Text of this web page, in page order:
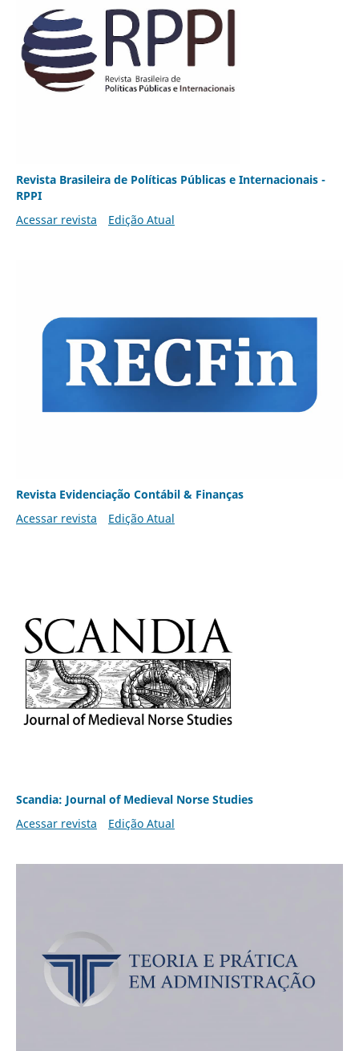
Revista Brasileira de Políticas Públicas e Internacionais -
RPPI
Acessar revista
Edição Atual
Revista Evidenciação Contábil & Finanças
Acessar revista
Edição Atual
Scandia: Journal of Medieval Norse Studies
Acessar revista
Edição Atual